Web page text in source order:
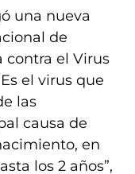
una nueva
de
contra el Virus
el virus que
las
causa de
en
los 2 años”,